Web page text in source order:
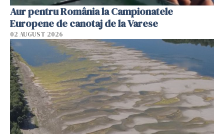
Aur pentru România la Campionatele
Europene de canotaj de la Varese
02 AUGUST 2026